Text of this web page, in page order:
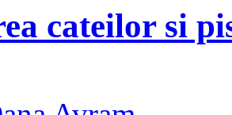
cateilor si